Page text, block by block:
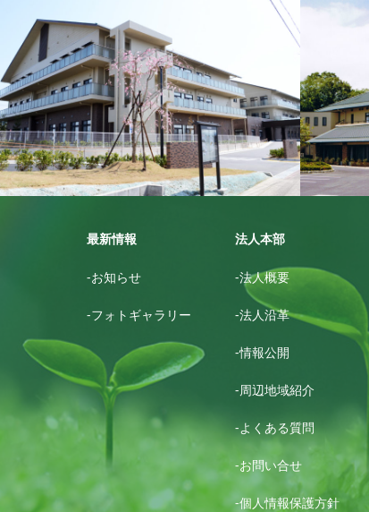
グリ－ントピア名張
最新情報
-お知らせ
-フォトギャラリー
法人本部
-法人概要
-法人沿革
-情報公開
-周辺地域紹介
-よくある質問
-お問い合せ
-個人情報保護方針